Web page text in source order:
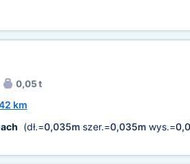
0,05 t
km
(dł.=0,035mszer.=0,035mwys.=